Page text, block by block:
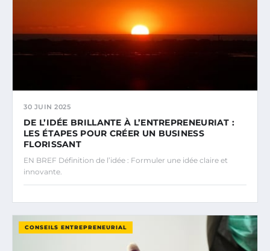
30 JUIN 2025
DE L’IDÉE BRILLANTE À L’ENTREPRENEURIAT :
LES ÉTAPES POUR CRÉER UN BUSINESS
FLORISSANT
EN BREF Définition de l’idée : Formuler une idée claire et
innovante.
CONSEILS ENTREPRENEURIAL